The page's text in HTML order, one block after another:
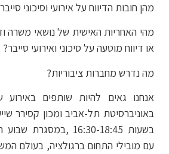
מהן חובות הדיווח על אירועי וסיכוני
מהי האחריות האישית של נושאי משרה
או דיווח מוטעה על סיכוני ואירועי סייבר?
מה נדרש מחברות ציבוריות?
אנחנו גאים להיות שותפים באירוע
בשעות 16:30-18:45
עם מובילי התחום ברגולציה, בעולם